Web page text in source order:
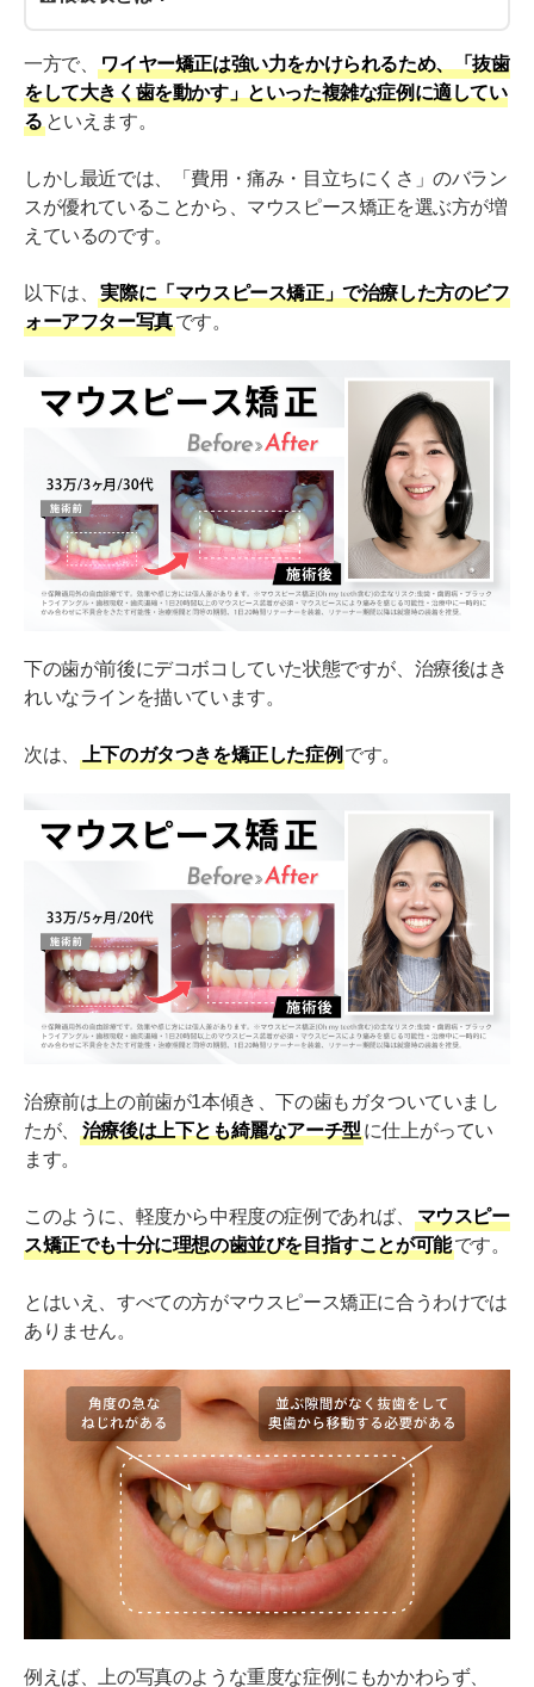
一方で、
ワイヤー矯正は強い力をかけられるため、「抜歯
をして大きく歯を動かす」といった複雑な症例に適してい
る といえます。
しかし最近では、「費用・痛み・目立ちにくさ」のバラン
スが優れていることから、マウスピース矯正を選ぶ方が増
えているのです。
以下は、
実際に「マウスピース矯正」で治療した方のビフ
ォーアフター写真です。
下の歯が前後にデコボコしていた状態ですが、治療後はき
れいなラインを描いています。
次は、 上下のガタつきを矯正した症例 です。
治療前は上の前歯が1本傾き、下の歯もガタついていまし
たが、
治療後は上下とも綺麗なアーチ型 に仕上がってい
ます。
このように、軽度から中程度の症例であれば、
マウスピー
ス矯正でも十分に理想の歯並びを目指すことが可能です。
とはいえ、すべての方がマウスピース矯正に合うわけでは
ありません。
例えば、上の写真のような重度な症例にもかかわらず、